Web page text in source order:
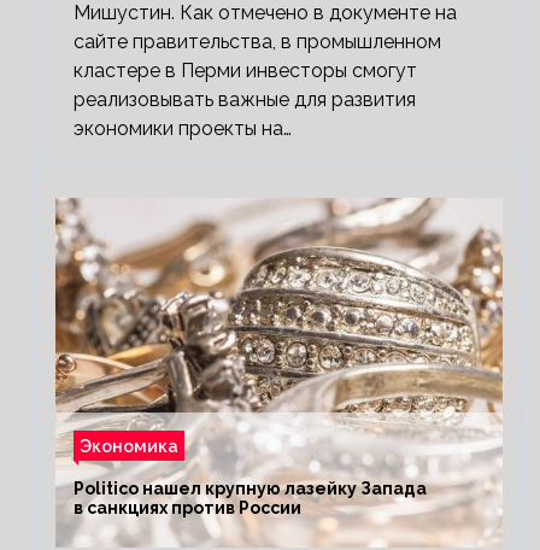
Мишустин. Как отмечено в документе на
сайте правительства, в промышленном
кластере в Перми инвесторы смогут
реализовывать важные для развития
экономики проекты на…
Экономика
Politico нашел крупную лазейку Запада
в санкциях против России